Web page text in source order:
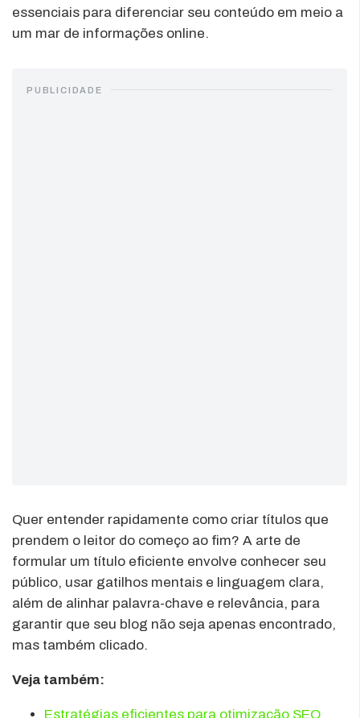
essenciais para diferenciar seu conteúdo em meio a
um mar de informações online.
PUBLICIDADE
Quer entender rapidamente como criar títulos que
prendem o leitor do começo ao fim? A arte de
formular um título eficiente envolve conhecer seu
público, usar gatilhos mentais e linguagem clara,
além de alinhar palavra-chave e relevância, para
garantir que seu blog não seja apenas encontrado,
mas também clicado.
Veja também:
Estratégias eficientes para otimização SEO